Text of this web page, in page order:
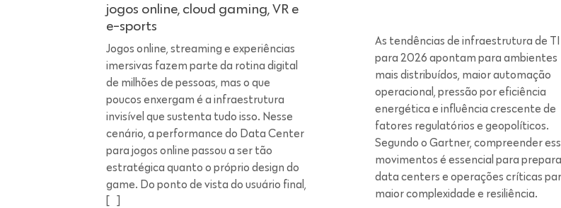
jogos online, cloud gaming, VR e
e-sports
Jogos online, streaming e experiências
imersivas fazem parte da rotina digital
de milhões de pessoas, mas o que
poucos enxergam é a infraestrutura
invisível que sustenta tudo isso. Nesse
cenário, a performance do Data Center
para jogos online passou a ser tão
estratégica quanto o próprio design do
game. Do ponto de vista do usuário final,
As tendências de infraestrutura de TI
para 2026 apontam para ambientes
mais distribuídos, maior automação
operacional, pressão por eficiência
energética e influência crescente de
fatores regulatórios e geopolíticos.
Segundo o Gartner, compreender
movimentos é essencial para
data centers e operações críticas
maior complexidade e resiliência.